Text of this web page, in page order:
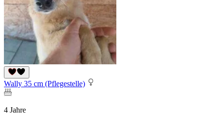
Wally 35 cm (Pflegestelle)
4 Jahre